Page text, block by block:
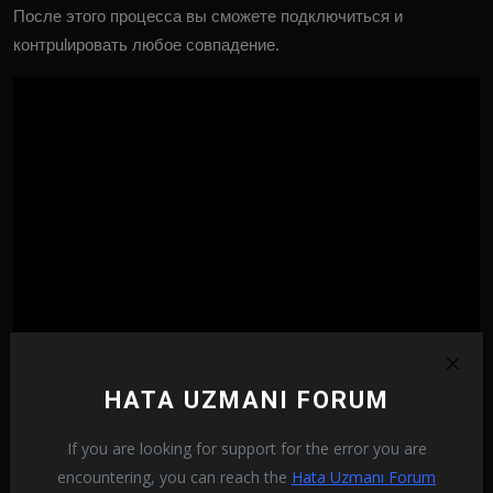
HATA UZMANI FORUM
If you are looking for support for the error you are
encountering, you can reach the Hata Uzmanı Forum
После этого процесса вы сможете подключиться и
контрulировать любое совпадение.